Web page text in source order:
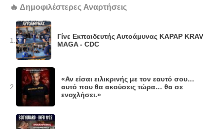
🔥 Δημοφιλέστερες Αναρτήσεις
1.
Γίνε Εκπαιδευτής Αυτοάμυνας KAPAP KRAV
MAGA - CDC
2.
«Αν είσαι ειλικρινής με τον εαυτό σου…
αυτό που θα ακούσεις τώρα… θα σε
ενοχλήσει.»